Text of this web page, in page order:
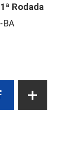
Rodada
BA